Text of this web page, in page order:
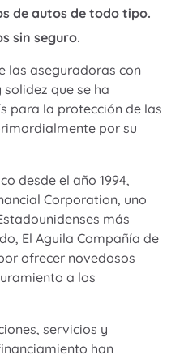
de autos de todo tipo.
sin seguro.
las aseguradoras con
que se ha
para la protección de las
por su
desde el año 1994,
Corporation, uno
más
El Aguila Compañía de
ofrecer novedosos
a los
servicios y
han